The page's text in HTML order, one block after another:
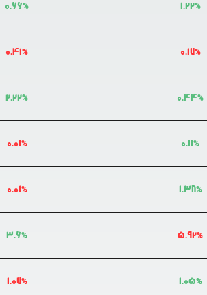
0.66% 1.22%
0.41% 0.17%
2.22% 0.44%
0.01% 0.11%
0.01% 1.38%
3.6% 5.92%
1.07% 1.05%